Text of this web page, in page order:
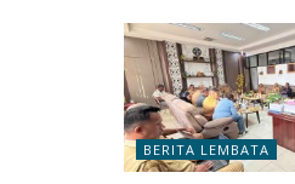
BERITA LEMBATA